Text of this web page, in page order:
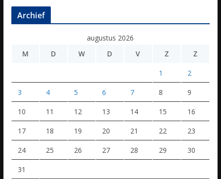
Archief
augustus 2026
M
D W D V Z Z
1 2
3 4 5 6 7 8 9
10 11 12 13 14 15 16
17 18 19 20 21 22 23
24 25 26 27 28 29 30
31